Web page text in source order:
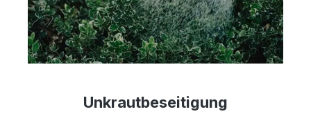
Unkrautbeseitigung